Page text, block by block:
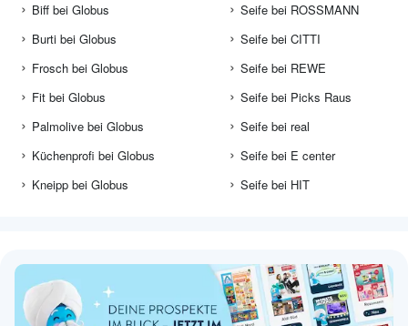
Biff bei Globus
Burti bei Globus
Frosch bei Globus
Fit bei Globus
Palmolive bei Globus
Küchenprofi bei Globus
Kneipp bei Globus
Seife bei ROSSMANN
Seife bei CITTI
Seife bei REWE
Seife bei Picks Raus
Seife bei real
Seife bei E center
Seife bei HIT